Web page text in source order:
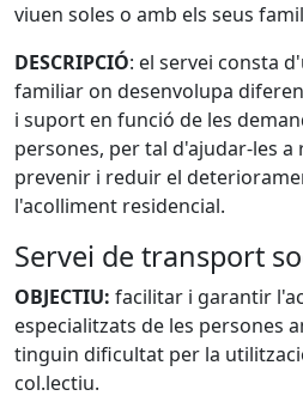
viuen soles o amb els seus
DESCRIPCIÓ: el servei consta
familiar on desenvolupa
i suport en funció de les
persones, per tal d'ajudar-les
prevenir i reduir el
l'acolliment residencial.
Servei de transport
OBJECTIU: facilitar i garantir
especialitzats de les persones
tinguin dificultat per la
col.lectiu.